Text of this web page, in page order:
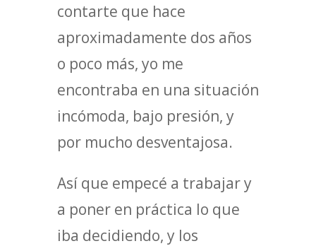
contarte que hace
aproximadamente dos años
o poco más, yo me
encontraba en una situación
incómoda, bajo presión, y
por mucho desventajosa.
Así que empecé a trabajar y
a poner en práctica lo que
iba decidiendo, y los